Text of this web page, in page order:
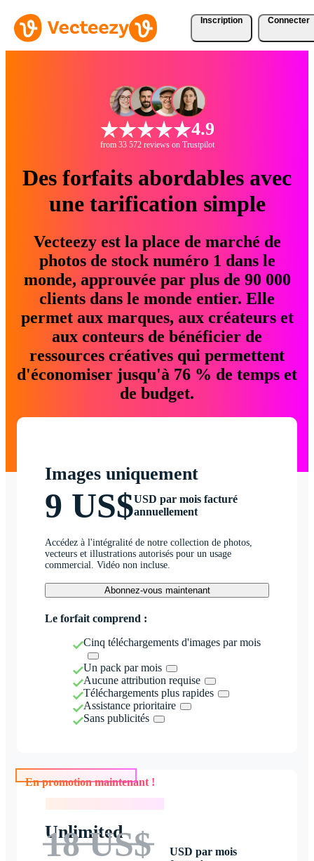
Inscription Connecter
4.9
from 33 572 reviews on Trustpilot
Des forfaits abordables avec
une tarification simple
Vecteezy est la place de marché de
photos de stock numéro 1 dans le
monde, approuvée par plus de 90 000
clients dans le monde entier. Elle
permet aux marques, aux créateurs et
aux conteurs de bénéficier de
ressources créatives qui permettent
d'économiser jusqu'à 76 % de temps et
de budget.
Images uniquement
9 US$USD par mois facturé
annuellement
Accédez à l'intégralité de notre collection de photos,
vecteurs et illustrations autorisés pour un usage
commercial. Vidéo non incluse.
Abonnez-vous maintenant
Le forfait comprend :
Cinq téléchargements d'images par mois
Un pack par mois
Aucune attribution requise
Téléchargements plus rapides
Assistance prioritaire
Sans publicités
En promotion maintenant !
Unlimited
18 US$
USD par mois